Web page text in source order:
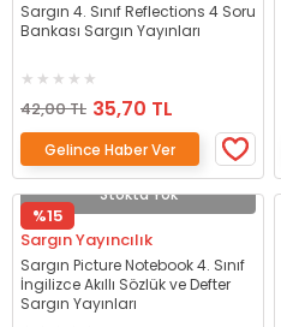
Sargın 4. Sınıf Reflections 4 Soru
Bankası Sargın Yayınları
42,00 TL 35,70 TL
Gelince Haber Ver
Stokta Yok
%15
Sargın Yayıncılık
Sargın Picture Notebook 4. Sınıf
İngilizce Akıllı Sözlük ve Defter
Sargın Yayınları